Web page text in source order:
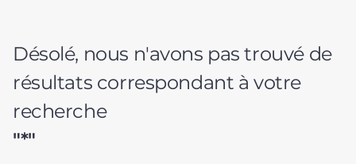
Désolé, nous n'avons pas trouvé de
résultats correspondant à votre
recherche
"*"